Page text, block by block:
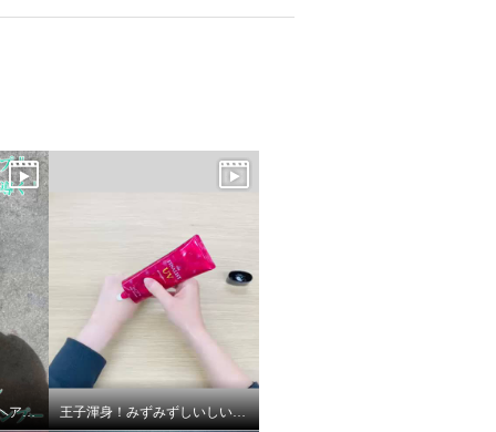
チェントンチェアール ヘアクレンジングシャンプー 王子渾身！みずみずしいしいツヤが自慢のファイナリストUV！